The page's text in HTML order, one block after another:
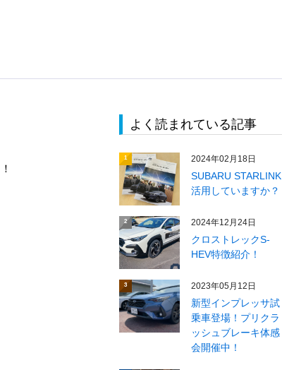
よく読まれている記事
1 2024年02月18日
SUBARU STARLINK
活用していますか？
2 2024年12月24日
クロストレックS-
HEV特徴紹介！
3 2023年05月12日
新型インプレッサ試
乗車登場！プリクラ
ッシュブレーキ体感
会開催中！